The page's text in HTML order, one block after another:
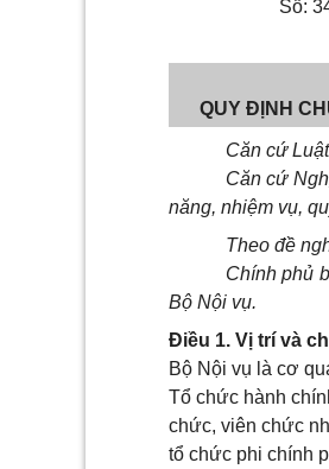
Số:
QUY ĐỊNH
Căn cứ
Căn cứ
năng, nhiệm vụ,
Theo đề
Chính phủ
Bộ Nội vụ.
Điều 1. Vị trí và
Bộ Nội vụ là cơ
Tổ chức hành
chức, viên chức
tổ chức phi chính